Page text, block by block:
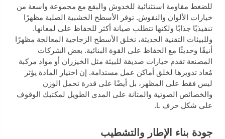
للضغط مقاومة استثنائية للخدوش والبقع مع مجموعة واسعة من
خيارات الألوان والنقوش. توفر الأسطح الخشبية الصلبة مظهرًا
تنفيذيًا جذابًا ولكنها تتطلب صيانة أكثر للحفاظ على لمعانها.
وللبيئات التقنية الحديثة، تخلق الأسطح الزجاجية المعالجة مظهرًا
أنيقًا وحديثًا مع الحفاظ على القوة البنائية. بعض الشركات
المصنعة تقدم خيارات صديقة للبيئة مثل الخيزران أو مواد مركبة
مُعاد تدويرها لخلق أماكن عمل مستدامة. إن اختيار المادة يؤثر
ليس فقط على المظهر، بل أيضًا على قدرة تحمل الوزن
والخصائص الصوتية والمتانة على المدى الطويل لمكتبك الوقوف
على شكل حرف L.
جودة بناء الإطار والتشطيب